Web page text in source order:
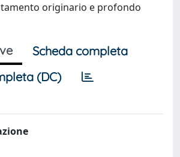
originario e profondo
Scheda completa
(DC)